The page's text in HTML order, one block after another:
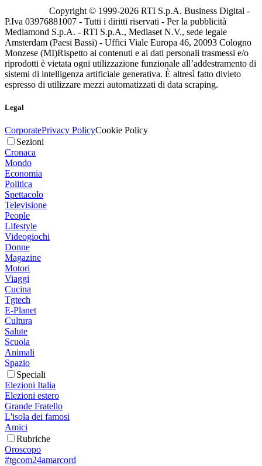
Copyright © 1999-2026 RTI S.p.A. Business Digital -
P.Iva 03976881007 - Tutti i diritti riservati - Per la pubblicità
Mediamond S.p.A. - RTI S.p.A., Mediaset N.V., sede legale
Amsterdam (Paesi Bassi) - Uffici Viale Europa 46, 20093 Cologno
Monzese (MI)Rispetto ai contenuti e ai dati personali trasmessi e/o
riprodotti è vietata ogni utilizzazione funzionale all’addestramento di
sistemi di intelligenza artificiale generativa. È altresì fatto divieto
espresso di utilizzare mezzi automatizzati di data scraping.
Legal
CorporatePrivacy PolicyCookie Policy
Sezioni
Cronaca
Mondo
Economia
Politica
Spettacolo
Televisione
People
Lifestyle
Videogiochi
Donne
Magazine
Motori
Viaggi
Cucina
Tgtech
E-Planet
Cultura
Salute
Scuola
Animali
Spazio
Speciali
Elezioni Italia
Elezioni estero
Grande Fratello
L'isola dei famosi
Amici
Rubriche
Oroscopo
#tgcom24amarcord